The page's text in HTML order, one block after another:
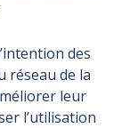
des
réseau de la
leur
l’utilisation